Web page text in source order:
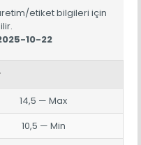
etiket bilgileri için
10-22
14,5 — Max
10,5 — Min